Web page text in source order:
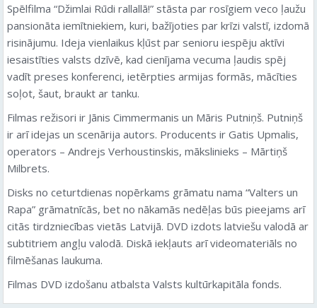
Spēlfilma “Džimlai Rūdi rallallā!” stāsta par rosīgiem veco ļaužu
pansionāta iemītniekiem, kuri, bažījoties par krīzi valstī, izdomā
risinājumu. Ideja vienlaikus kļūst par senioru iespēju aktīvi
iesaistīties valsts dzīvē, kad cienījama vecuma ļaudis spēj
vadīt preses konferenci, ietērpties armijas formās, mācīties
soļot, šaut, braukt ar tanku.
Filmas režisori ir Jānis Cimmermanis un Māris Putniņš. Putniņš
ir arī idejas un scenārija autors. Producents ir Gatis Upmalis,
operators – Andrejs Verhoustinskis, mākslinieks – Mārtiņš
Milbrets.
Disks no ceturtdienas nopērkams grāmatu nama “Valters un
Rapa” grāmatnīcās, bet no nākamās nedēļas būs pieejams arī
citās tirdzniecības vietās Latvijā. DVD izdots latviešu valodā ar
subtitriem angļu valodā. Diskā iekļauts arī videomateriāls no
filmēšanas laukuma.
Filmas DVD izdošanu atbalsta Valsts kultūrkapitāla fonds.